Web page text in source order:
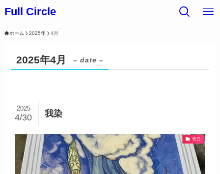
Full Circle
ホーム 2025年 4月
2025年4月 – date –
我染
2025
4/30
壱日